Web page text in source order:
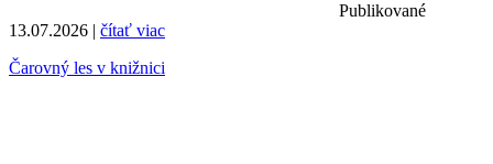
Publikované
13.07.2026 | čítať viac
Čarovný les v knižnici